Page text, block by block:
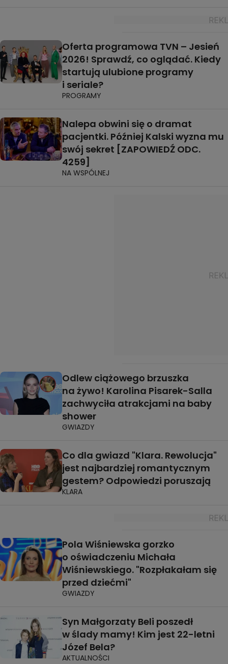
Oferta programowa TVN – Jesień
2026! Sprawdź, co oglądać. Kiedy
startują ulubione programy
i seriale?
PROGRAMY
Nalepa obwini się o dramat
pacjentki. Później Kalski wyzna mu
swój sekret [ZAPOWIEDŹ ODC.
4259]
NA WSPÓLNEJ
Odlew ciążowego brzuszka
na żywo! Karolina Pisarek-Salla
zachwyciła atrakcjami na baby
shower
GWIAZDY
Co dla gwiazd "Klara. Rewolucja"
jest najbardziej romantycznym
gestem? Odpowiedzi poruszają
KLARA
Pola Wiśniewska gorzko
o oświadczeniu Michała
Wiśniewskiego. "Rozpłakałam się
przed dziećmi"
GWIAZDY
Syn Małgorzaty Beli poszedł
w ślady mamy! Kim jest 22-letni
Józef Bela?
AKTUALNOŚCI